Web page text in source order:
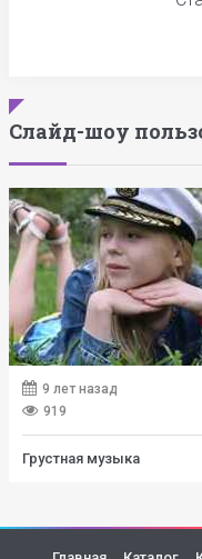
Слайд-шоу
9 лет назад
919
Грустная музыка